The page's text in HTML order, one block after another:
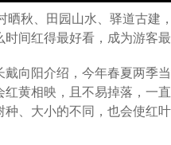
、田园山水、驿道古建，
间红得最好看，成为游客最
阳介绍，今年春夏两季当
红黄相映，且不易掉落，一
种、大小的不同，也会使红